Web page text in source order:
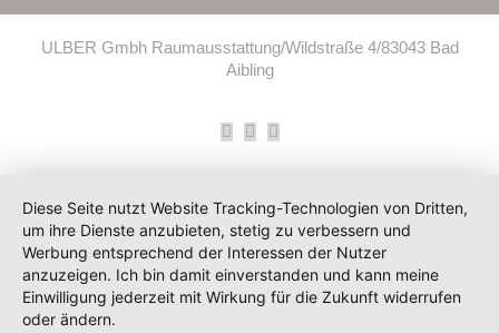
ULBER Gmbh Raumausstattung/Wildstraße 4/83043 Bad
Aibling
Facebook
Instagram
E-
Diese Seite nutzt Website Tracking-Technologien von Dritten,
um ihre Dienste anzubieten, stetig zu verbessern und
Werbung entsprechend der Interessen der Nutzer
anzuzeigen. Ich bin damit einverstanden und kann meine
Einwilligung jederzeit mit Wirkung für die Zukunft widerrufen
oder ändern.